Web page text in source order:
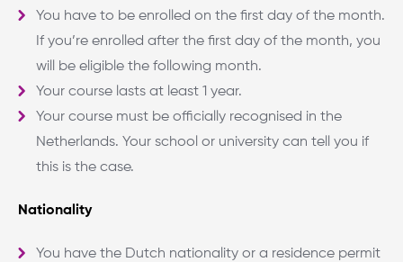
You have to be enrolled on the first day of the month.
If you’re enrolled after the first day of the month, you
will be eligible the following month.
Your course lasts at least 1 year.
Your course must be officially recognised in the
Netherlands. Your school or university can tell you if
this is the case.
Nationality
You have the Dutch nationality or a residence permit